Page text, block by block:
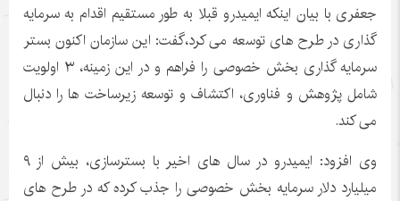
جعفری با بیان اینکه ایمیدرو قبلا به طور مستقیم اقدام به سرمایه
گذاری در طرح های توسعه می کرد،گفت: این سازمان اکنون بستر
سرمایه گذاری بخش خصوصی را فراهم و در این زمینه، ۳ اولویت
شامل پژوهش و فناوری، اکتشاف و توسعه زیرساخت ها را دنبال
می کند.
وی افزود: ایمیدرو در سال های اخیر با بسترسازی، بیش از ۹
میلیارد دلار سرمایه بخش خصوصی را جذب کرده که در طرح های